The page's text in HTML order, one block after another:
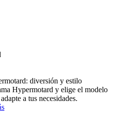
diversión y estilo
Hypermotard y elige el modelo
a tus necesidades.